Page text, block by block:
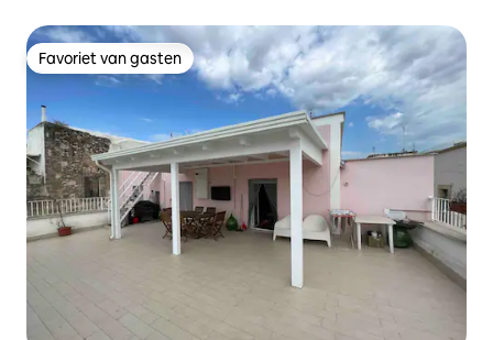
Favoriet van gasten
Favoriet van gasten